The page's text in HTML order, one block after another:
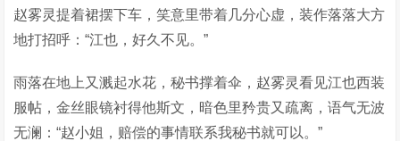
赵雾灵提着裙摆下车，笑意里带着几分心虚，装作落落大方
地打招呼：“江也，好久不见。”
雨落在地上又溅起水花，秘书撑着伞，赵雾灵看见江也西装
服帖，金丝眼镜衬得他斯文，暗色里矜贵又疏离，语气无波
无澜：“赵小姐，赔偿的事情联系我秘书就可以。”